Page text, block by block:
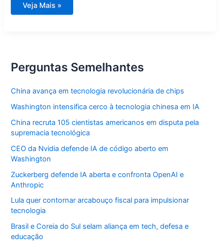
9
Princípios
Veja Mais »
Perguntas Semelhantes
China avança em tecnologia revolucionária de chips
Washington intensifica cerco à tecnologia chinesa em IA
China recruta 105 cientistas americanos em disputa pela
supremacia tecnológica
CEO da Nvidia defende IA de código aberto em
Washington
Zuckerberg defende IA aberta e confronta OpenAI e
Anthropic
Lula quer contornar arcabouço fiscal para impulsionar
tecnologia
Brasil e Coreia do Sul selam aliança em tech, defesa e
educação